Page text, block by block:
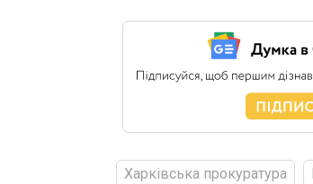
Харківська прокуратура